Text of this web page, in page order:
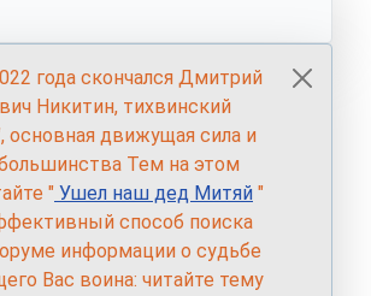
года скончался Дмитрий
Никитин, тихвинский
основная движущая сила и
Тем на этом
" Ушел наш дед Митяй "
способ поиска
информации о судьбе
Вас воина: читайте тему